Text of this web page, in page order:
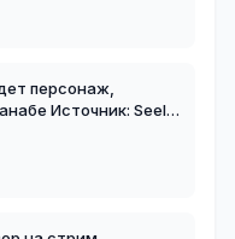
персонаж,
Seele